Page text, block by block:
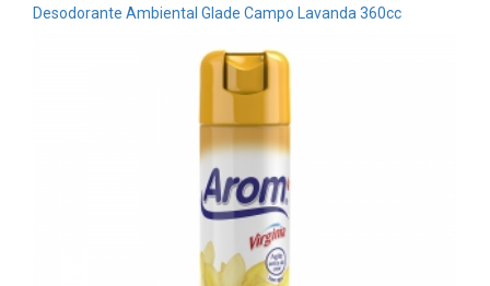
Desodorante Ambiental Glade Campo Lavanda 360cc